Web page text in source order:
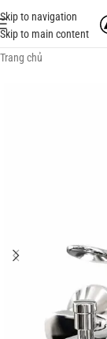
Skip to navigation
Skip to main content
Trang chủ